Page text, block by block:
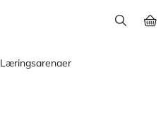
Læringsarenaer